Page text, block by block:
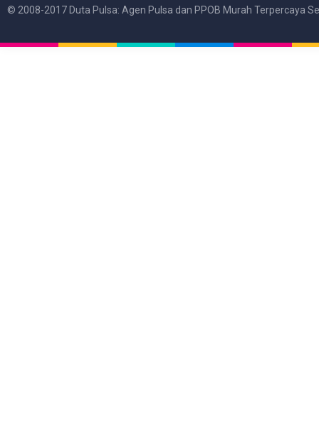
© 2008-2017 Duta Pulsa: Agen Pulsa dan PPOB Murah Terpercaya